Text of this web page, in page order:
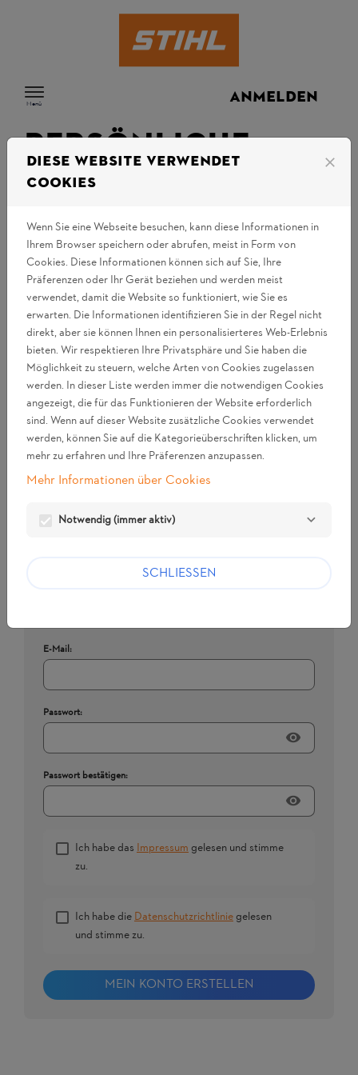
Menü ANMELDEN
PERSÖNLICHE
DATEN
Anmelden
Wenn Sie schon ein STIHL Benutzerkonto haben, geben
Sie Ihre E-Mail-Adresse und Ihr Passwort ein.
E-Mail:
Passwort:
visibility
Passwort vergessen?
ANMELDEN
Ein neues Konto erstellen
E-Mail:
Passwort:
visibility
Passwort bestätigen:
visibility
Ich habe das Impressum gelesen und stimme
zu.
Ich habe die Datenschutzrichtlinie gelesen
und stimme zu.
MEIN KONTO ERSTELLEN
Diese Website verwendet
Cookies
close
Wenn Sie eine Webseite besuchen, kann diese Informationen in
Ihrem Browser speichern oder abrufen, meist in Form von
Cookies. Diese Informationen können sich auf Sie, Ihre
Präferenzen oder Ihr Gerät beziehen und werden meist
verwendet, damit die Website so funktioniert, wie Sie es
erwarten. Die Informationen identifizieren Sie in der Regel nicht
direkt, aber sie können Ihnen ein personalisierteres Web-Erlebnis
bieten. Wir respektieren Ihre Privatsphäre und Sie haben die
Möglichkeit zu steuern, welche Arten von Cookies zugelassen
werden. In dieser Liste werden immer die notwendigen Cookies
angezeigt, die für das Funktionieren der Website erforderlich
sind. Wenn auf dieser Website zusätzliche Cookies verwendet
werden, können Sie auf die Kategorieüberschriften klicken, um
mehr zu erfahren und Ihre Präferenzen anzupassen.
Mehr Informationen über Cookies
Notwendig (immer aktiv)
SCHLIESSEN